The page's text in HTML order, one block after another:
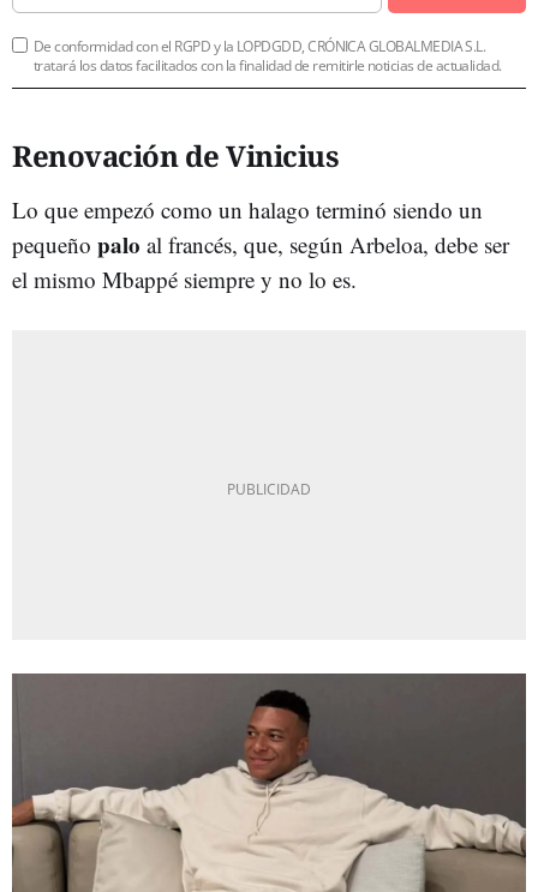
De conformidad con el RGPD y la LOPDGDD, CRÓNICA GLOBALMEDIA S.L.
tratará los datos facilitados con la finalidad de remitirle noticias de actualidad.
Renovación de Vinicius
Lo que empezó como un halago terminó siendo un
pequeño palo al francés, que, según Arbeloa, debe ser
el mismo Mbappé siempre y no lo es.